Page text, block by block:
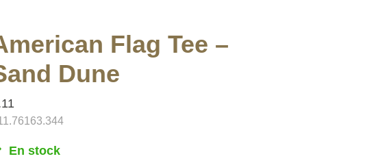
Flag Tee –
Dune
En stock